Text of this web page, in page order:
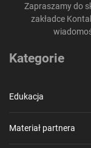
Zapraszamy do
zakładce
Kategorie
Edukacja
Materiał partnera